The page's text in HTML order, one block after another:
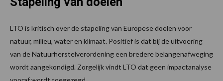
LTO is kritisch over de stapeling van Europese doelen voor
natuur, milieu, water en klimaat. Positief is dat bij de uitvoering
van de Natuurherstelverordening een bredere belangenafweging
wordt aangekondigd. Zorgelijk vindt LTO dat geen impactanalyse